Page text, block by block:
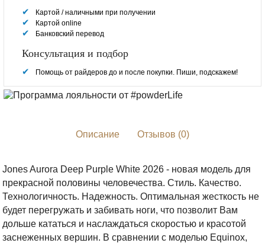
Картой / наличными при получении
Картой online
Банковский перевод
Консультация и подбор
Помощь от райдеров до и после покупки. Пиши, подскажем!
Описание Отзывов (0)
Jones Aurora Deep Purple White 2026 - новая модель для
прекрасной половины человечества. Стиль. Качество.
Технологичность. Надежность. Оптимальная жесткость не
будет перегружать и забивать ноги, что позволит Вам
дольше кататься и наслаждаться скоростью и красотой
заснеженных вершин. В сравнении с моделью Equinox,